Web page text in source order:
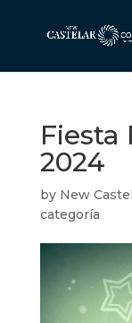
Fiesta
2024
by New
categoría